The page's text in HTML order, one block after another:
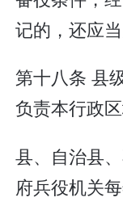
记的，还应
第十八条 县
负责本行政
县、自治县
府兵役机关